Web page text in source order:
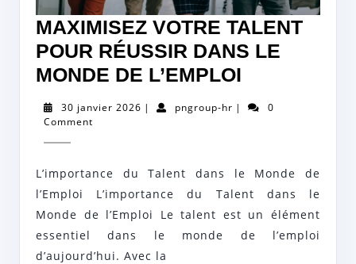
MAXIMISEZ VOTRE TALENT
POUR RÉUSSIR DANS LE
MONDE DE L’EMPLOI
VOTRE
RÉUSSIR
DANS
LE
MONDE
30 janvier 2026 30| pngroup-hrpngroup-
|
0
Comment
L’importance du Talent dans le Monde de
l’Emploi L’importance du Talent dans le
Monde de l’Emploi Le talent est un élément
essentiel dans le monde de l’emploi
d’aujourd’hui. Avec la